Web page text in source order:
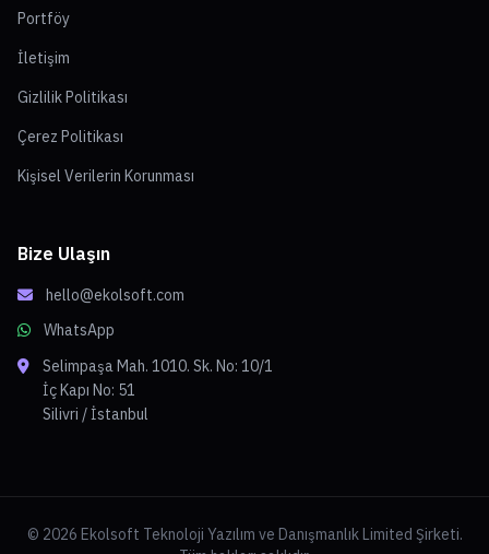
Portföy
İletişim
Gizlilik Politikası
Çerez Politikası
Kişisel Verilerin Korunması
Bize Ulaşın
hello@ekolsoft.com
WhatsApp
Selimpaşa Mah. 1010. Sk. No: 10/1
İç Kapı No: 51
Silivri / İstanbul
© 2026 Ekolsoft Teknoloji Yazılım ve Danışmanlık Limited Şirketi.